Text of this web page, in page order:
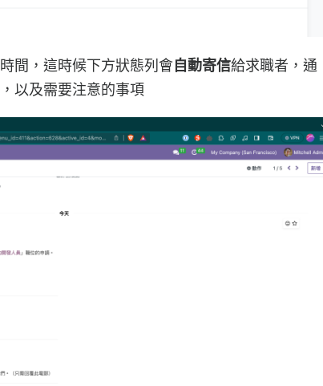
間，這時候下方狀態列會自動寄信給求職者，通
以及需要注意的事項